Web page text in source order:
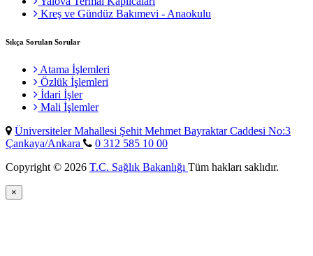
Kreş ve Gündüz Bakımevi - Anaokulu
Sıkça Sorulan Sorular
Atama İşlemleri
Özlük İşlemleri
İdari İşler
Mali İşlemler
Üniversiteler Mahallesi Şehit Mehmet Bayraktar Caddesi No:3
Çankaya/Ankara
0 312 585 10 00
Copyright © 2026 T.C. Sağlık Bakanlığı Tüm hakları saklıdır.
×